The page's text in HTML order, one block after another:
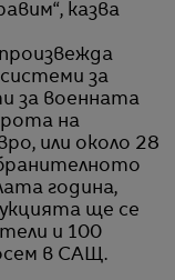
казва
за
за военната
на
или около 28
година,
ще се
и 100
в САЩ.